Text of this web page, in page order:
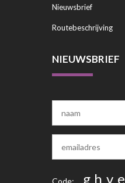
Nieuwsbrief
Routebeschrijving
NIEUWSBRIEF
Code: g h v e